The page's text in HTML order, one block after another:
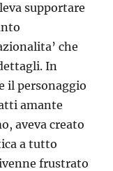
supportare
che
In
il personaggio
amante
aveva creato
a tutto
frustrato